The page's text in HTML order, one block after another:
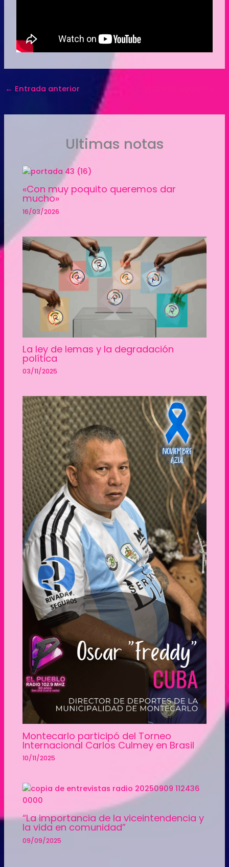
← Entrada anterior
Ultimas notas
«Con muy poquito queremos dar
mucho»
16/03/2026
La ley de lemas y la degradación
política
03/11/2025
Montecarlo participó del Torneo
Internacional Carlos Culmey en Brasil
10/11/2025
“La importancia de la viceintendencia y
la vida en comunidad”
09/09/2025